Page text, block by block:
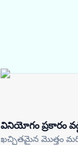
వినియోగం ప్రకారం
ఖచ్చితమైన మొత్తం